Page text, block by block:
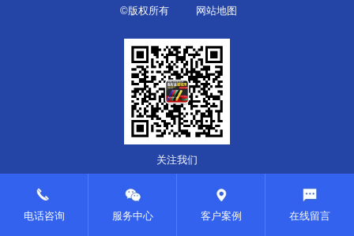
©版权所有 网站地图
关注我们
电话咨询 服务中心 客户案例 在线留言